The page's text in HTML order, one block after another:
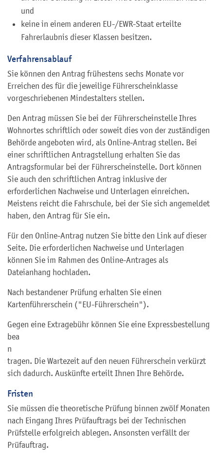
und
keine in einem anderen EU-/EWR-Staat erteilte
Fahrerlaubnis dieser Klassen besitzen.
Verfahrensablauf
Sie können den Antrag frühestens sechs Monate vor
Erreichen des für die jeweilige Führerscheinklasse
vorgeschriebenen Mindestalters stellen.
Den Antrag müssen Sie bei der Führerscheinstelle Ihres
Wohnortes schriftlich oder soweit dies von der zuständigen
Behörde angeboten wird, als Online-Antrag stellen. Bei
einer schriftlichen Antragstellung erhalten Sie das
Antragsformular bei der Führerscheinstelle. Dort können
Sie auch den schriftlichen Antrag inklusive der
erforderlichen Nachweise und Unterlagen einreichen.
Meistens reicht die Fahrschule, bei der Sie sich angemeldet
haben, den Antrag für Sie ein.
Für den Online-Antrag nutzen Sie bitte den Link auf dieser
Seite. Die erforderlichen Nachweise und Unterlagen
können Sie im Rahmen des Online-Antrages als
Dateianhang hochladen.
Nach bestandener Prüfung erhalten Sie einen
Kartenführerschein ("EU-Führerschein").
Gegen eine Extragebühr können Sie eine Expressbestellung
bea
n
tragen. Die Wartezeit auf den neuen Führerschein verkürzt
sich dadurch. Auskünfte erteilt Ihnen Ihre Behörde.
Fristen
Sie müssen die theoretische Prüfung binnen zwölf Monaten
nach Eingang Ihres Prüfauftrags bei der Technischen
Prüfstelle erfolgreich ablegen. Ansonsten verfällt der
Prüfauftrag.